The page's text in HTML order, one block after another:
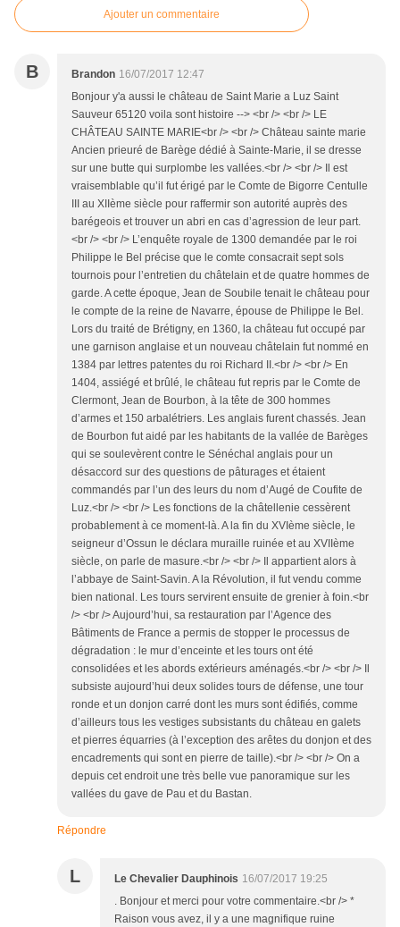
Ajouter un commentaire
B Brandon 16/07/2017 12:47
Bonjour y'a aussi le château de Saint Marie a Luz Saint
Sauveur 65120 voila sont histoire --> <br /> <br /> LE
CHÂTEAU SAINTE MARIE<br /> <br /> Château sainte marie
Ancien prieuré de Barège dédié à Sainte-Marie, il se dresse
sur une butte qui surplombe les vallées.<br /> <br /> Il est
vraisemblable qu’il fut érigé par le Comte de Bigorre Centulle
III au XIIème siècle pour raffermir son autorité auprès des
barégeois et trouver un abri en cas d’agression de leur part.
<br /> <br /> L’enquête royale de 1300 demandée par le roi
Philippe le Bel précise que le comte consacrait sept sols
tournois pour l’entretien du châtelain et de quatre hommes de
garde. A cette époque, Jean de Soubile tenait le château pour
le compte de la reine de Navarre, épouse de Philippe le Bel.
Lors du traité de Brétigny, en 1360, la château fut occupé par
une garnison anglaise et un nouveau châtelain fut nommé en
1384 par lettres patentes du roi Richard II.<br /> <br /> En
1404, assiégé et brûlé, le château fut repris par le Comte de
Clermont, Jean de Bourbon, à la tête de 300 hommes
d’armes et 150 arbalétriers. Les anglais furent chassés. Jean
de Bourbon fut aidé par les habitants de la vallée de Barèges
qui se soulevèrent contre le Sénéchal anglais pour un
désaccord sur des questions de pâturages et étaient
commandés par l’un des leurs du nom d’Augé de Coufite de
Luz.<br /> <br /> Les fonctions de la châtellenie cessèrent
probablement à ce moment-là. A la fin du XVIème siècle, le
seigneur d’Ossun le déclara muraille ruinée et au XVIIème
siècle, on parle de masure.<br /> <br /> Il appartient alors à
l’abbaye de Saint-Savin. A la Révolution, il fut vendu comme
bien national. Les tours servirent ensuite de grenier à foin.<br
/> <br /> Aujourd’hui, sa restauration par l’Agence des
Bâtiments de France a permis de stopper le processus de
dégradation : le mur d’enceinte et les tours ont été
consolidées et les abords extérieurs aménagés.<br /> <br /> Il
subsiste aujourd’hui deux solides tours de défense, une tour
ronde et un donjon carré dont les murs sont édifiés, comme
d’ailleurs tous les vestiges subsistants du château en galets
et pierres équarries (à l’exception des arêtes du donjon et des
encadrements qui sont en pierre de taille).<br /> <br /> On a
depuis cet endroit une très belle vue panoramique sur les
vallées du gave de Pau et du Bastan.
Répondre
L Le Chevalier Dauphinois 16/07/2017 19:25
. Bonjour et merci pour votre commentaire.<br /> *
Raison vous avez, il y a une magnifique ruine